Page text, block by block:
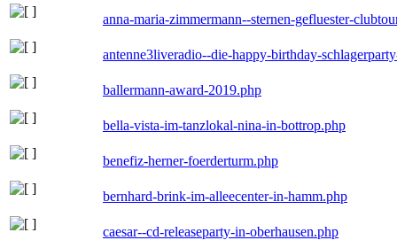
anna-maria-zimmermann--sternen-gefluester-
antenne3liveradio--die-happy-birthday-
ballermann-award-2019.php
bella-vista-im-tanzlokal-nina-in-bottrop.php
benefiz-herner-foerderturm.php
bernhard-brink-im-alleecenter-in-hamm.php
caesar--cd-releaseparty-in-oberhausen.php